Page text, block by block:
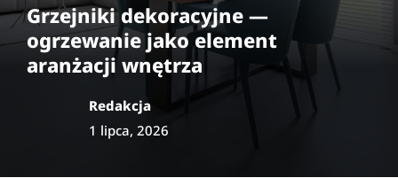
Grzejniki dekoracyjne —
ogrzewanie jako element
aranżacji wnętrza
Redakcja
1 lipca, 2026